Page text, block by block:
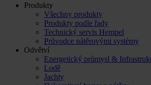
Produkty
Všechny produkty
Produkty podle řady
Technický servis Hempel
Průvodce nátěrovými systémy
Odvětví
Energetický průmysl &
Lodě
Jachty